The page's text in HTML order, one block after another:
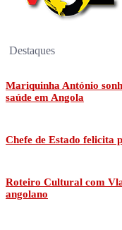
Destaques
Mariquinha António
saúde em Angola
Chefe de Estado felicita
Roteiro Cultural com
angolano